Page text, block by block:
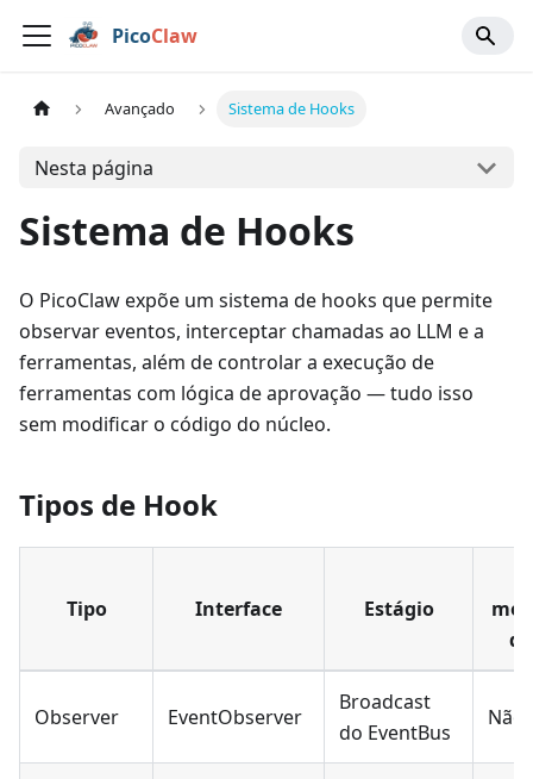
PicoClaw
Avançado Sistema de Hooks
Nesta página
Sistema de Hooks
O PicoClaw expõe um sistema de hooks que permite
observar eventos, interceptar chamadas ao LLM e a
ferramentas, além de controlar a execução de
ferramentas com lógica de aprovação — tudo isso
sem modificar o código do núcleo.
Tipos de Hook
Tipo Interface Estágio
Observer EventObserver
Broadcast
do EventBus
Não